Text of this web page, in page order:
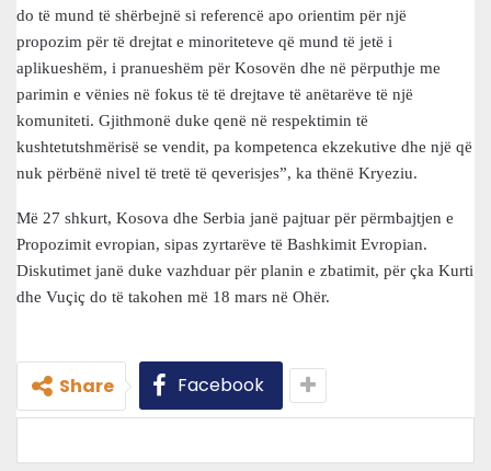
do të mund të shërbejnë si referencë apo orientim për një
propozim për të drejtat e minoriteteve që mund të jetë i
aplikueshëm, i pranueshëm për Kosovën dhe në përputhje me
parimin e vënies në fokus të të drejtave të anëtarëve të një
komuniteti. Gjithmonë duke qenë në respektimin të
kushtetutshmërisë se vendit, pa kompetenca ekzekutive dhe një që
nuk përbënë nivel të tretë të qeverisjes”, ka thënë Kryeziu.
Më 27 shkurt, Kosova dhe Serbia janë pajtuar për përmbajtjen e
Propozimit evropian, sipas zyrtarëve të Bashkimit Evropian.
Diskutimet janë duke vazhduar për planin e zbatimit, për çka Kurti
dhe Vuçiç do të takohen më 18 mars në Ohër.
Share Facebook